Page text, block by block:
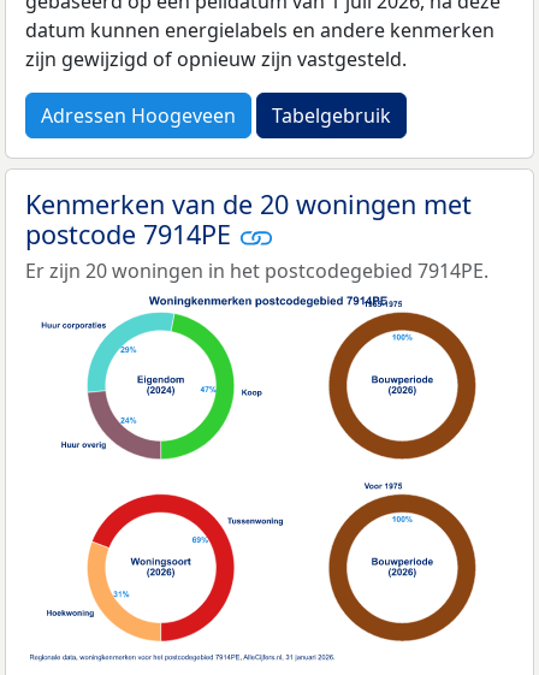
datum kunnen energielabels en andere kenmerken
zijn gewijzigd of opnieuw zijn vastgesteld.
Adressen Hoogeveen Tabelgebruik
Kenmerken van de 20 woningen met
postcode 7914PE
Er zijn 20 woningen in het postcodegebied 7914PE.